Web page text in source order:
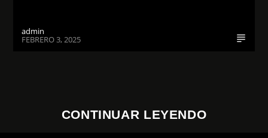
admin
FEBRERO 3, 2025
CONTINUAR LEYENDO